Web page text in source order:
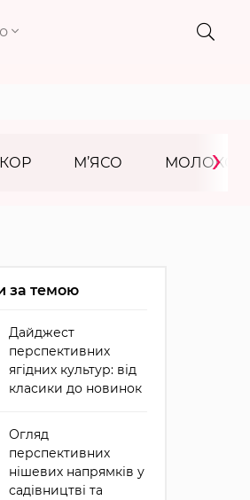
М’ЯСО МОЛОКО
›
за темою
Дайджест
перспективних
ягідних культур: від
класики до новинок
Огляд
перспективних
нішевих напрямків у
садівництві та